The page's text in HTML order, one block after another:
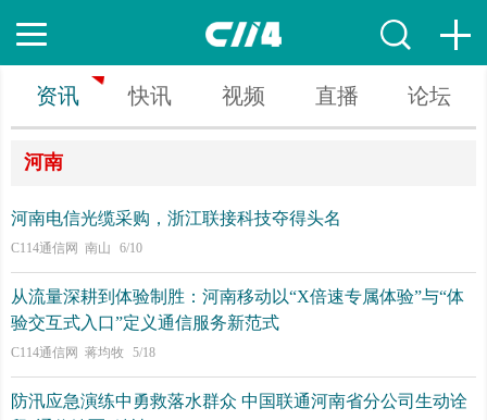
资讯 快讯 视频 直播 论坛
河南
河南电信光缆采购，浙江联接科技夺得头名
C114通信网 南山 6/10
从流量深耕到体验制胜：河南移动以“X倍速专属体验”与“体
验交互式入口”定义通信服务新范式
C114通信网 蒋均牧 5/18
防汛应急演练中勇救落水群众 中国联通河南省分公司生动诠